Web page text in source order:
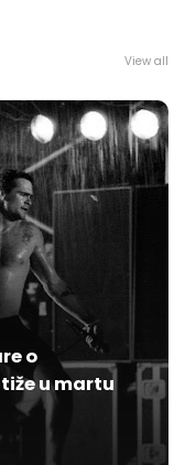
View all
o
u martu